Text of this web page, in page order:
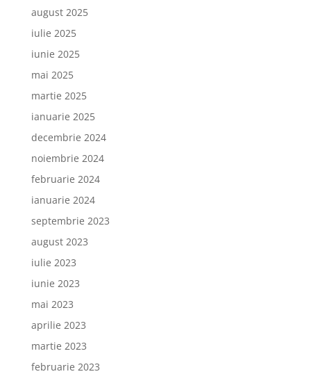
august 2025
iulie 2025
iunie 2025
mai 2025
martie 2025
ianuarie 2025
decembrie 2024
noiembrie 2024
februarie 2024
ianuarie 2024
septembrie 2023
august 2023
iulie 2023
iunie 2023
mai 2023
aprilie 2023
martie 2023
februarie 2023